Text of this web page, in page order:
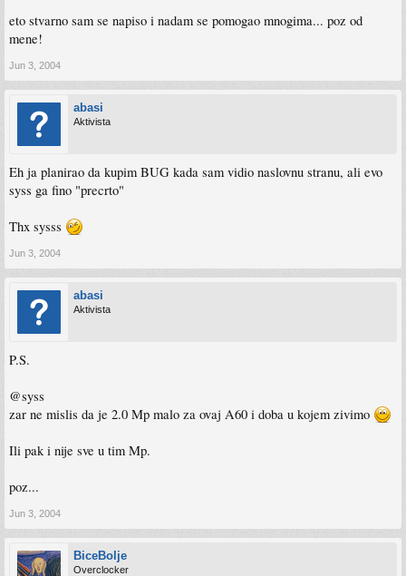
eto stvarno sam se napiso i nadam se pomogao mnogima... poz od
mene!
Jun 3, 2004
abasi
Aktivista
Eh ja planirao da kupim BUG kada sam vidio naslovnu stranu, ali evo
syss ga fino "precrto"
Thx sysss
Jun 3, 2004
abasi
Aktivista
P.S.
@syss
zar ne mislis da je 2.0 Mp malo za ovaj A60 i doba u kojem zivimo
Ili pak i nije sve u tim Mp.
poz...
Jun 3, 2004
BiceBolje
Overclocker